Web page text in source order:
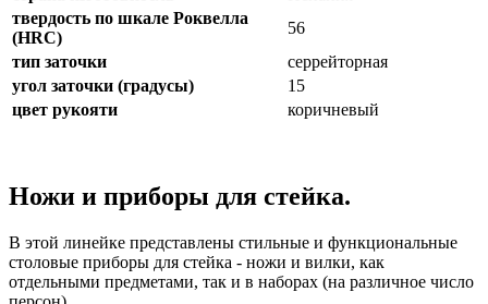
твердость по шкале Роквелла
(HRC)
56
тип заточки
серрейторная
угол заточки (градусы)
15
цвет рукояти
коричневый
Ножи и приборы для стейка.
В этой линейке представлены стильные и функциональные
столовые приборы для стейка - ножи и вилки, как
отдельными предметами, так и в наборах (на различное число